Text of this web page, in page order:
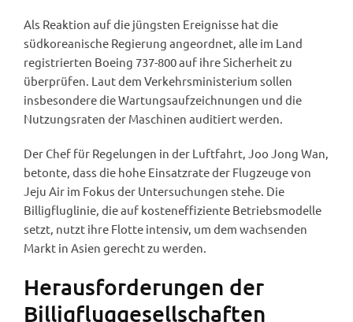
Als Reaktion auf die jüngsten Ereignisse hat die
südkoreanische Regierung angeordnet, alle im Land
registrierten Boeing 737-800 auf ihre Sicherheit zu
überprüfen. Laut dem Verkehrsministerium sollen
insbesondere die Wartungsaufzeichnungen und die
Nutzungsraten der Maschinen auditiert werden.
Der Chef für Regelungen in der Luftfahrt, Joo Jong Wan,
betonte, dass die hohe Einsatzrate der Flugzeuge von
Jeju Air im Fokus der Untersuchungen stehe. Die
Billigfluglinie, die auf kosteneffiziente Betriebsmodelle
setzt, nutzt ihre Flotte intensiv, um dem wachsenden
Markt in Asien gerecht zu werden.
Herausforderungen der
Billigfluggesellschaften